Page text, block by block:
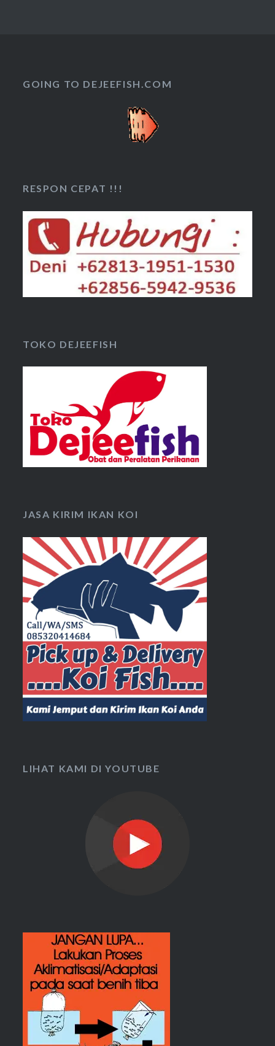
GOING TO DEJEEFISH.COM
RESPON CEPAT !!!
TOKO DEJEEFISH
JASA KIRIM IKAN KOI
LIHAT KAMI DI YOUTUBE